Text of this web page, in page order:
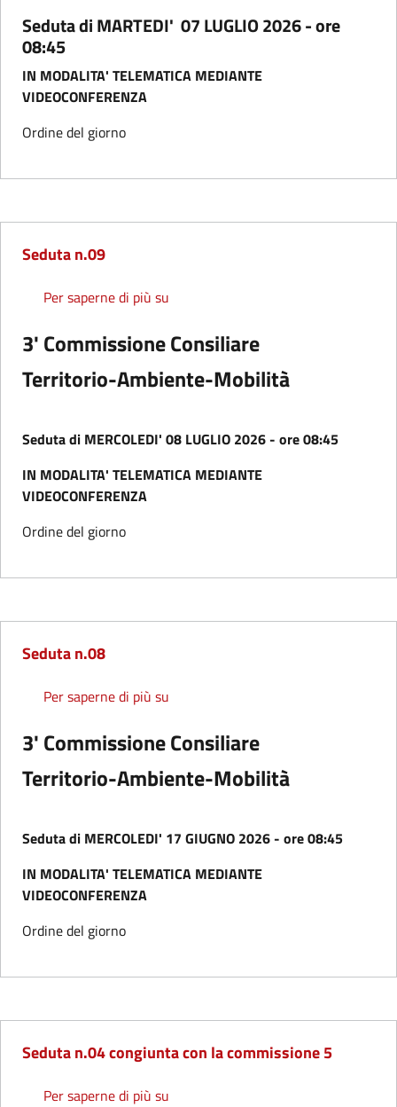
Seduta di MARTEDI' 07 LUGLIO 2026 - ore
08:45
IN MODALITA' TELEMATICA MEDIANTE
VIDEOCONFERENZA
Ordine del giorno
Seduta n.09
Per saperne di più su
3' Commissione Consiliare
Territorio-Ambiente-Mobilità
Seduta di MERCOLEDI' 08 LUGLIO 2026 - ore 08:45
IN MODALITA' TELEMATICA MEDIANTE
VIDEOCONFERENZA
Ordine del giorno
Seduta n.08
Per saperne di più su
3' Commissione Consiliare
Territorio-Ambiente-Mobilità
Seduta di MERCOLEDI' 17 GIUGNO 2026 - ore 08:45
IN MODALITA' TELEMATICA MEDIANTE
VIDEOCONFERENZA
Ordine del giorno
Seduta n.04 congiunta con la commissione 5
Per saperne di più su